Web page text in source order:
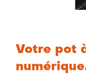
Votre pot